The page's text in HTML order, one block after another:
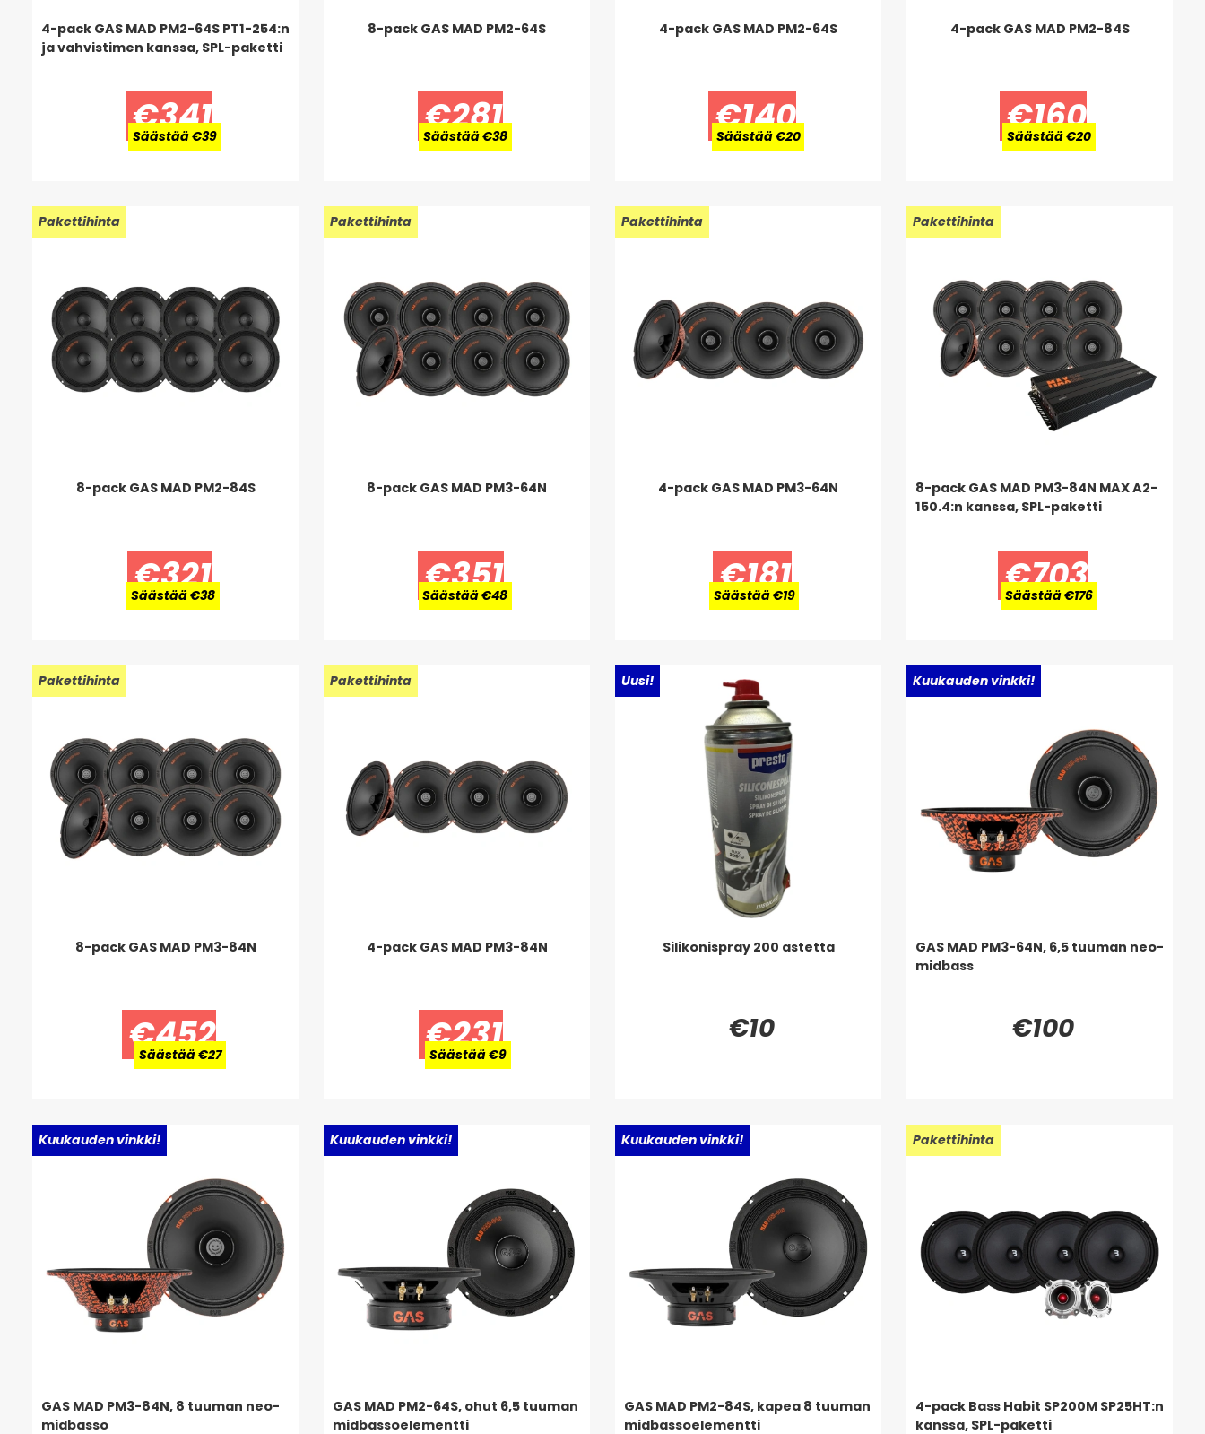
4-pack GAS MAD PM2-64S PT1-254:n
ja vahvistimen kanssa, SPL-paketti
€341
Säästää €39
8-pack GAS MAD PM2-64S
€281
Säästää €38
4-pack GAS MAD PM2-64S
€140
Säästää €20
4-pack GAS MAD PM2-84S
€160
Säästää €20
Uusi!
Pakettihinta
8-pack GAS MAD PM2-84S
€321
Säästää €38
Uusi!
Pakettihinta
8-pack GAS MAD PM3-64N
€351
Säästää €48
Uusi!
Pakettihinta
4-pack GAS MAD PM3-64N
€181
Säästää €19
Uusi!
Pakettihinta
8-pack GAS MAD PM3-84N MAX A2-
150.4:n kanssa, SPL-paketti
€703
Säästää €176
Uusi!
Pakettihinta
8-pack GAS MAD PM3-84N
€452
Säästää €27
Uusi!
Pakettihinta
4-pack GAS MAD PM3-84N
€231
Säästää €9
Uusi!
Silikonispray 200 astetta
€10
Uusi!
Kuukauden vinkki!
GAS MAD PM3-64N, 6,5 tuuman neo-
midbass
€100
Uusi!
Kuukauden vinkki!
GAS MAD PM3-84N, 8 tuuman neo-
midbasso
Uusi!
Kuukauden vinkki!
GAS MAD PM2-64S, ohut 6,5 tuuman
midbassoelementti
Uusi!
Kuukauden vinkki!
GAS MAD PM2-84S, kapea 8 tuuman
midbassoelementti
Uusi!
Pakettihinta
4-pack Bass Habit SP200M SP25HT:n
kanssa, SPL-paketti